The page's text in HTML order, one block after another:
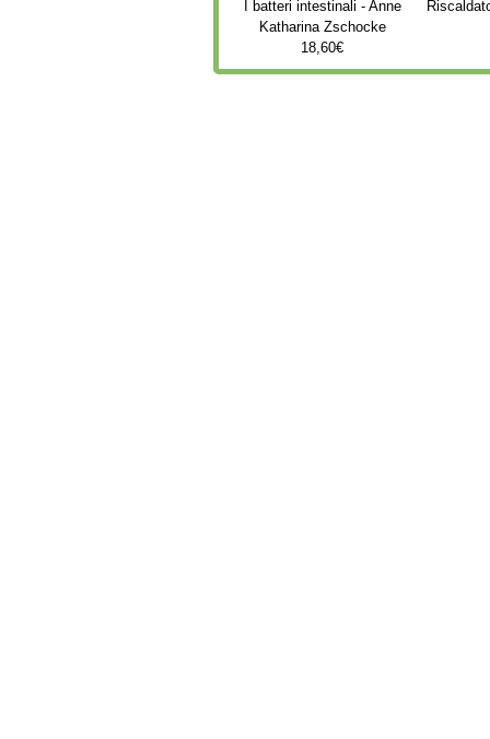
I batteri intestinali - Anne
Katharina Zschocke
18,60€